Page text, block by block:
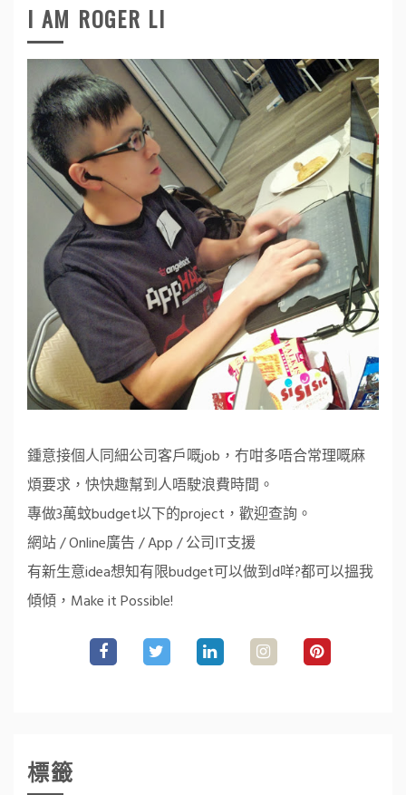
I AM ROGER LI
鍾意接個人同細公司客戶嘅job，冇咁多唔合常理嘅麻
煩要求，快快趣幫到人唔駛浪費時間。
專做3萬蚊budget以下的project，歡迎查詢。
網站 / Online廣告 / App / 公司IT支援
有新生意idea想知有限budget可以做到d咩?都可以搵我
傾傾，Make it Possible!
標籤